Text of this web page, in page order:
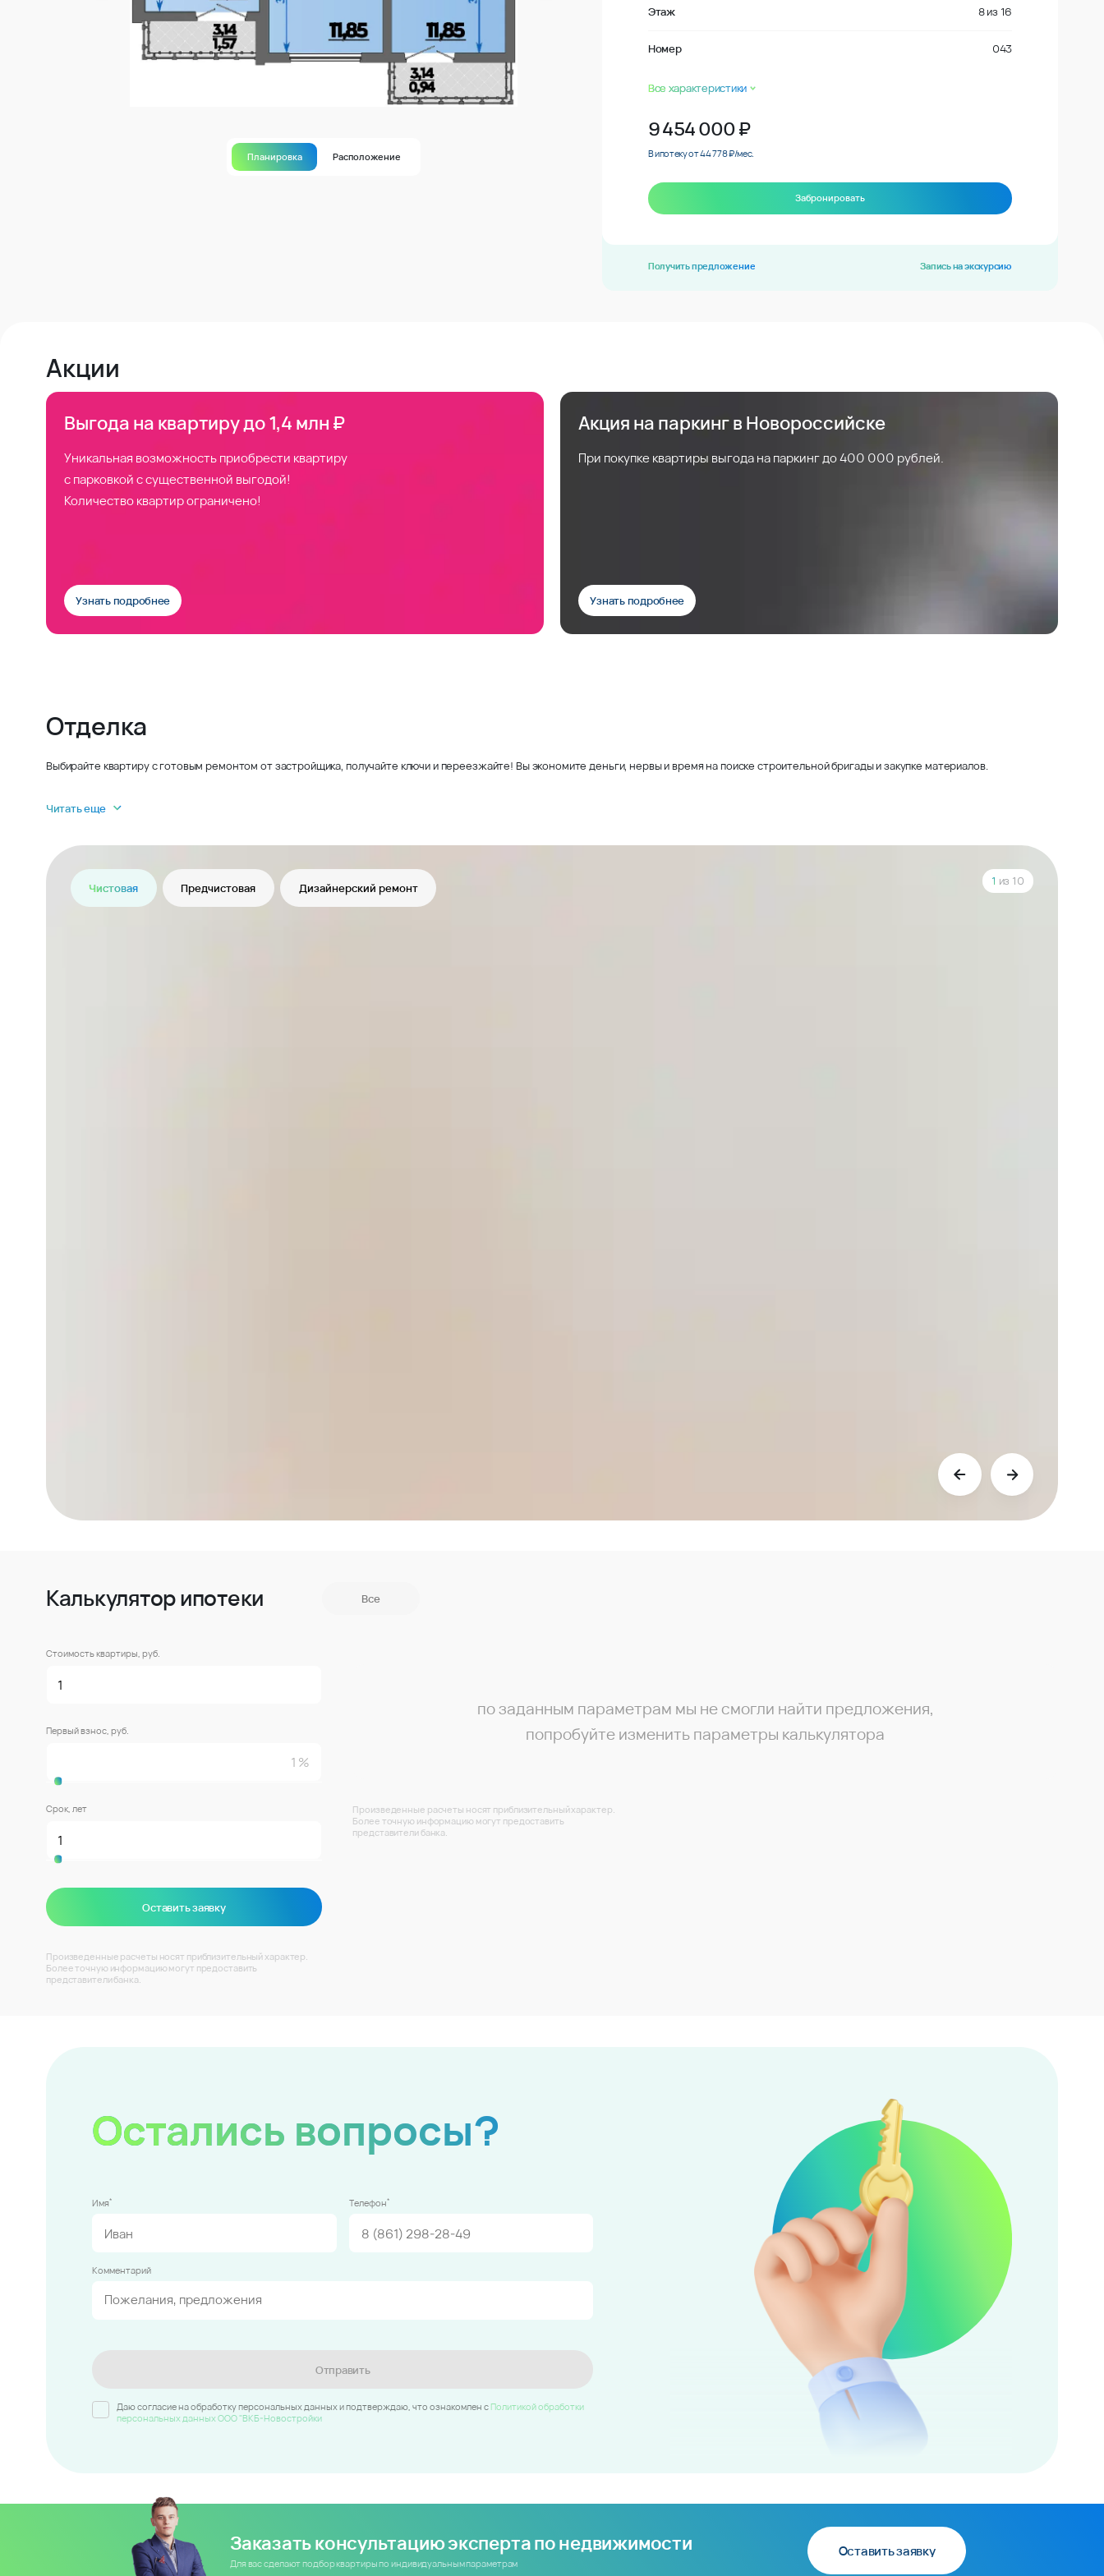
Планировка Расположение
Этаж 8из 16
Номер 043
Все характеристики
9 454 000₽
В ипотеку от 44 778 ₽/мес.
Забронировать
Получить предложение Запись на экскурсию
Акции
Выгода на квартиру до 1,4 млн ₽
Уникальная возможность приобрести квартиру
с парковкой с существенной выгодой!
Количество квартир ограничено!
Узнать подробнее
Акция на паркинг в Новороссийске
При покупке квартиры выгода на паркинг до 400 000 рублей.
Узнать подробнее
Отделка
Выбирайте квартиру с готовым ремонтом от застройщика, получайте ключи и переезжайте! Вы экономите деньги, нервы и время на поиске строительной бригады и закупке материалов.
Читать еще
Чистовая Предчистовая Дизайнерский ремонт
1 из 10
Калькулятор ипотеки Все
Стоимость квартиры, руб.
Первый взнос, руб.
Срок, лет
Оставить заявку
Произведенные расчеты носят приблизительный характер.
Более точную информацию могут предоставить
представители банка.
по заданным параметрам мы не смогли найти предложения,
попробуйте изменить параметры калькулятора
Произведенные расчеты носят приблизительный характер.
Более точную информацию могут предоставить
представители банка.
Остались вопросы?
Имя* Телефон*
Комментарий
Отправить
Даю согласие на обработку персональных данных и подтверждаю, что ознакомлен c Политикой обработки
персональных данных ООО "ВКБ-Новостройки
Заказать консультацию эксперта по недвижимости
Для вас сделают подбор квартиры по индивидуальным параметрам
Оставить заявку